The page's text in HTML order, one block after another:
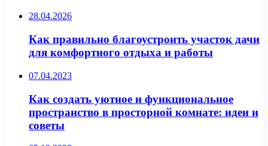
28.04.2026
Как правильно благоустроить участок дачи
для комфортного отдыха и работы
07.04.2023
Как создать уютное и функциональное
пространство в просторной комнате: идеи и
советы